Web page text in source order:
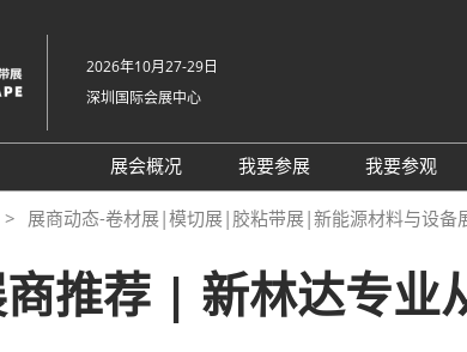
2026年10月27-29日
深圳国际会展中心
展会概况
展会概况
交通住宿
我要参展
展位预定
展商增值服务
我要参观
参观预
展商名
展商动态-卷材展|模切展|胶粘带展|新能源材料与设备
推荐 | 新林达专业